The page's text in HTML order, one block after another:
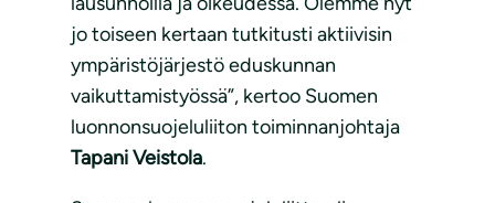
jo toiseen kertaan tutkitusti aktiivisin
ympäristöjärjestö eduskunnan
vaikuttamistyössä”, kertoo Suomen
luonnonsuojeluliiton toiminnanjohtaja
Tapani Veistola.